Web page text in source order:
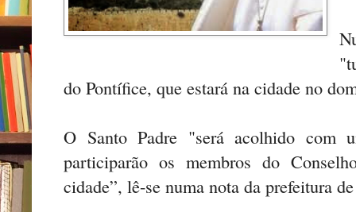
do Pontífice, que estará na cidade no
O Santo Padre "será acolhido com
participarão os membros do
cidade”, lê-se numa nota da prefeitura